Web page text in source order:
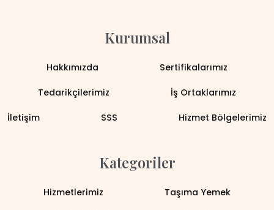
Kurumsal
Hakkımızda Sertifikalarımız
Tedarikçilerimiz İş Ortaklarımız
İletişim SSS Hizmet Bölgelerimiz
Kategoriler
Hizmetlerimiz Taşıma Yemek